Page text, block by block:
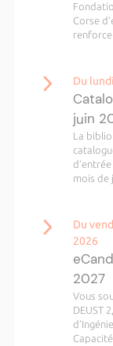
Corse
Du
juin
La
mois de
Du
2026
2027
Vous
DEUST